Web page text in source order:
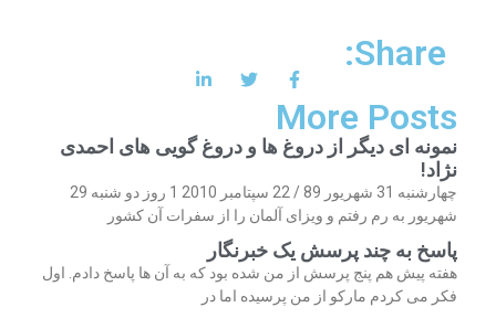
Share:
More Posts
نمونه ای دیگر از دروغ ها و دروغ گویی های احمدی
نژاد!
چهارشنبه 31 شهریور 89 / 22 سپتامبر 2010 1 روز دو شنبه 29
شهریور به رم رفتم و ویزای آلمان را از سفرات آن کشور
پاسخ به چند پرسش یک خبرنگار
هفته پیش هم پنج پرسش از من شده بود که به آن ها پاسخ دادم. اول
فکر می کردم مارکو از من پرسیده اما در